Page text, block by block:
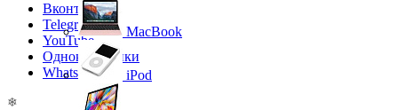
Вконтакте
Telegram
YouTube
Одноклассники
WhatsApp
❄
MacBook
iPod